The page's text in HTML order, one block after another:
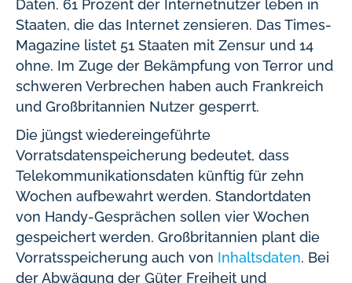
Daten. 61 Prozent der Internetnutzer leben in
Staaten, die das Internet zensieren. Das Times-
Magazine listet 51 Staaten mit Zensur und 14
ohne. Im Zuge der Bekämpfung von Terror und
schweren Verbrechen haben auch Frankreich
und Großbritannien Nutzer gesperrt.
Die jüngst wiedereingeführte
Vorratsdatenspeicherung bedeutet, dass
Telekommunikationsdaten künftig für zehn
Wochen aufbewahrt werden. Standortdaten
von Handy-Gesprächen sollen vier Wochen
gespeichert werden. Großbritannien plant die
Vorratsspeicherung auch von Inhaltsdaten. Bei
der Abwägung der Güter Freiheit und